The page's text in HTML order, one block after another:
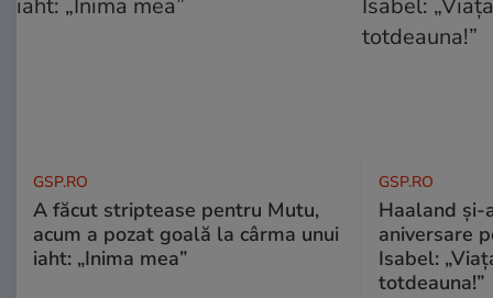
GSP.RO
A făcut striptease pentru Mutu,
acum a pozat goală la cârma unui
iaht: „Inima mea”
GSP.RO
Haaland
aniversare
Isabel:
totdeauna!”